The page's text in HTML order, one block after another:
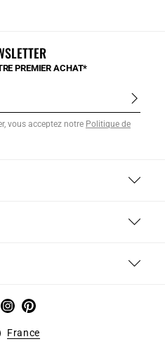
PREMIER ACHAT*
vous acceptez notre Politique de
France